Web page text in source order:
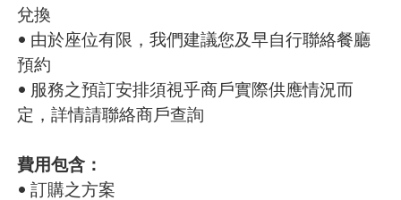
兌換
• 由於座位有限，我們建議您及早自行聯絡餐廳
預約
• 服務之預訂安排須視乎商戶實際供應情況而
定，詳情請聯絡商戶查詢
費用包含：
• 訂購之方案